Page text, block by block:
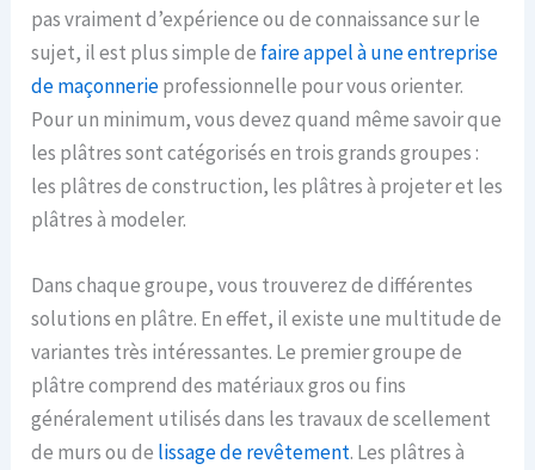
pas vraiment d’expérience ou de connaissance sur le
sujet, il est plus simple de faire appel à une entreprise
de maçonnerieprofessionnelle pour vous orienter.
Pour un minimum, vous devez quand même savoir que
les plâtres sont catégorisés en trois grands groupes :
les plâtres de construction, les plâtres à projeter et les
plâtres à modeler.
Dans chaque groupe, vous trouverez de différentes
solutions en plâtre. En effet, il existe une multitude de
variantes très intéressantes. Le premier groupe de
plâtre comprend des matériaux gros ou fins
généralement utilisés dans les travaux de scellement
de murs ou de lissage de revêtement. Les plâtres à